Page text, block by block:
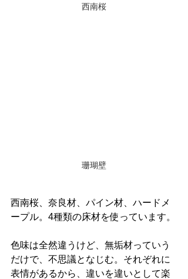
西南桜
珊瑚壁
西南桜、奈良材、パイン材、ハードメ
ープル。4種類の床材を使っています。
色味は全然違うけど、無垢材っていう
だけで、不思議となじむ。それぞれに
表情があるから、違いを違いとして楽